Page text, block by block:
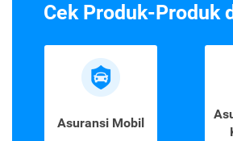
Cek Produk-Produk
Asuransi Mobil